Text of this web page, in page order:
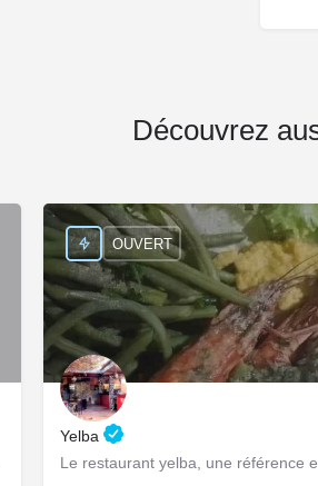
Découvrez
Yelba
OUVERT